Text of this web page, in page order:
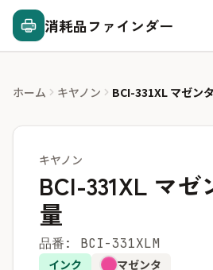
消耗品ファインダー
ホーム キヤノン BCI-331XL マゼン
キヤノン
BCI-331XL マ
量
品番: BCI-331XLM
インク マゼンタ